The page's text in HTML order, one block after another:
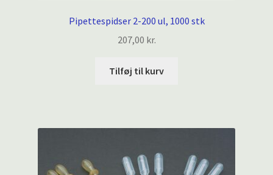
Pipettespidser 2-200 ul, 1000 stk
207,00 kr.
Tilføj til kurv